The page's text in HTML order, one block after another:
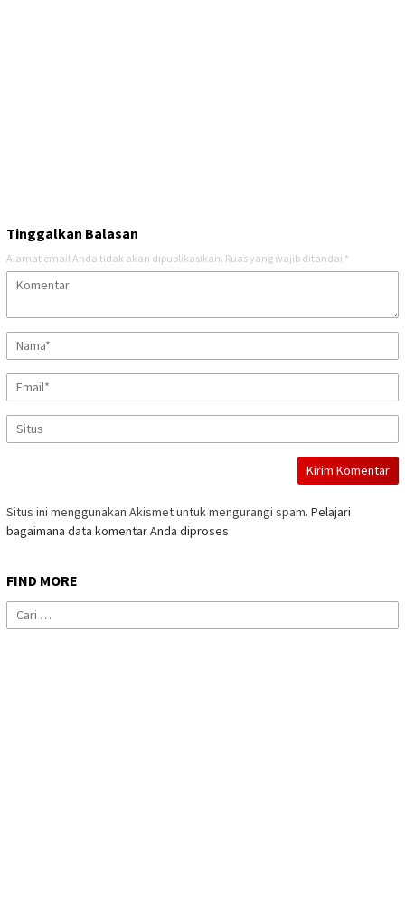
Tinggalkan Balasan
Alamat email Anda tidak akan dipublikasikan. Ruas yang wajib ditandai *
Situs ini menggunakan Akismet untuk mengurangi spam. Pelajari
bagaimana data komentar Anda diproses
FIND MORE
Cari
untuk: